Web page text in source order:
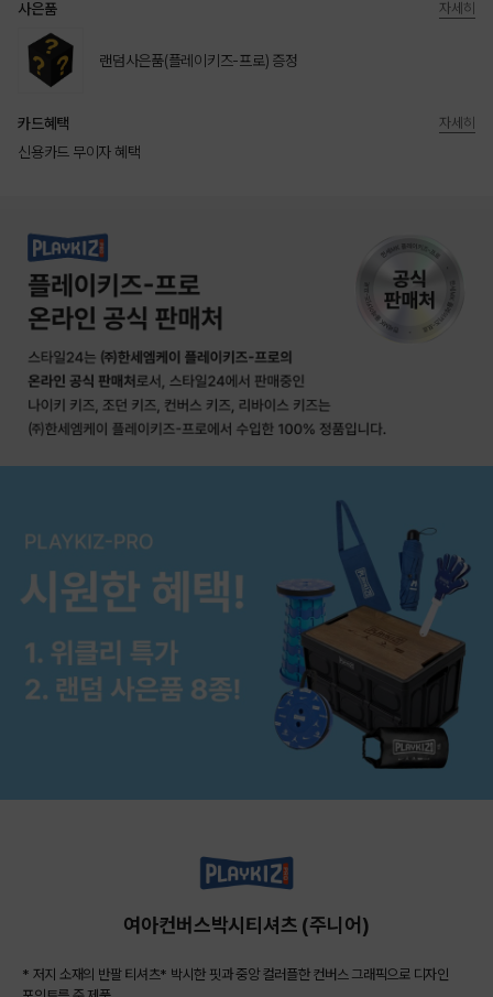
사은품
랜덤사은품(플레이키즈-프로) 증정
자세히
카드혜택
신용카드 무이자 혜택
자세히
여아컨버스박시티셔츠 (주니어)
* 저지 소재의 반팔 티셔츠* 박시한 핏과 중앙 컬러플한 컨버스 그래픽으로 디자인